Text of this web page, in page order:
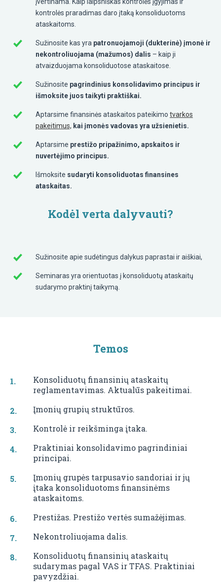
kontrolės praradimas daro įtaką konsoliduotoms
ataskaitoms.
Sužinosite kas yra patronuojamoji (dukterinė) įmonė ir
nekontroliuojama (mažumos) dalis – kaip ji
atvaizduojama konsoliduotose ataskaitose.
Sužinosite pagrindinius konsolidavimo principus ir
išmoksite juos taikyti praktiškai.
Aptarsime finansinės ataskaitos pateikimo tvarkos
pakeitimus, kai įmonės vadovas yra užsienietis.
Aptarsime prestižo pripažinimo, apskaitos ir
nuvertėjimo principus.
Išmoksite sudaryti konsoliduotas finansines
ataskaitas.
Kodėl verta dalyvauti?
Sužinosite apie sudėtingus dalykus paprastai ir aiškiai,
Seminaras yra orientuotas į konsoliduotų ataskaitų
sudarymo praktinį taikymą.
Temos
Konsoliduotų finansinių ataskaitų
reglamentavimas. Aktualūs pakeitimai.
Įmonių grupių struktūros.
Kontrolė ir reikšminga įtaka.
Praktiniai konsolidavimo pagrindiniai
principai.
Įmonių grupės tarpusavio sandoriai ir jų
įtaka konsoliduotoms finansinėms
ataskaitoms.
Prestižas. Prestižo vertės sumažėjimas.
Nekontroliuojama dalis.
Konsoliduotų finansinių ataskaitų
sudarymas pagal VAS ir TFAS. Praktiniai
pavyzdžiai.